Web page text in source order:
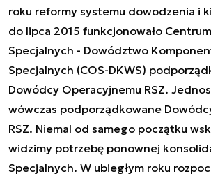
roku reformy systemu dowodzenia i
do lipca 2015 funkcjonowało
Specjalnych - Dowództwo
Specjalnych (COS-DKWS)
Dowódcy Operacyjnemu RSZ.
wówczas podporządkowane
RSZ. Niemal od samego początku
widzimy potrzebę ponownej
Specjalnych. W ubiegłym roku